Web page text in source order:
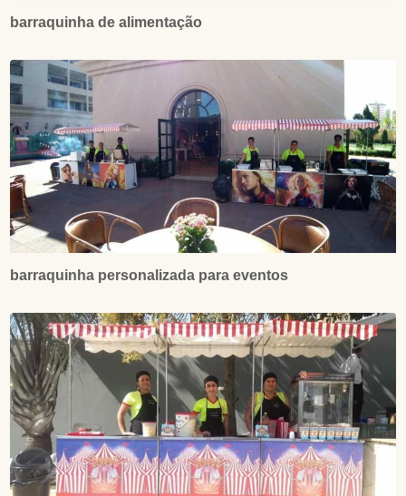
barraquinha de alimentação
barraquinha personalizada para eventos